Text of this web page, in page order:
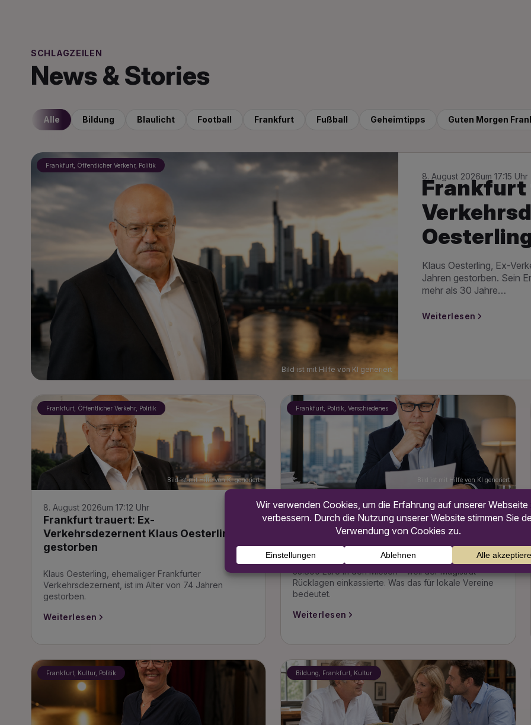
SCHLAGZEILEN
News & Stories
Alle Bildung Blaulicht Football Frankfurt Fußball Geheimtipps Guten Morgen
Frankfurt, Öffentlicher Verkehr, Politik
Bild ist mit Hilfe von KI generiert
8. August 2026um 17:15 Uhr
Frankfurt
Klaus Oesterling, Ex-
Jahren gestorben. Sein
mehr als 30 Jahre…
Weiterlesen
Frankfurt, Öffentlicher Verkehr, Politik
Bild ist mit Hilfe von KI generiert
8. August 2026um 17:12 Uhr
Frankfurt trauert: Ex-
Verkehrsdezernent Klaus Oesterling ist
gestorben
Klaus Oesterling, ehemaliger Frankfurter
Verkehrsdezernent, ist im Alter von 74 Jahren
gestorben.
Weiterlesen
Frankfurt, Politik, Verschiedenes
Bild ist mit Hilfe von KI generiert
8. August 2026um 17:09 Uhr
Schock für den Ortsbeirat 10: Plötzlich
33.800 Euro Schulden!
Der Frankfurter Ortsbeirat 10 steckt plötzlich mit
33.800 Euro in den Miesen – weil der Magistrat
Rücklagen einkassierte. Was das für lokale Vereine
bedeutet.
Weiterlesen
Frankfurt, Kultur, Politik Bildung, Frankfurt, Kultur